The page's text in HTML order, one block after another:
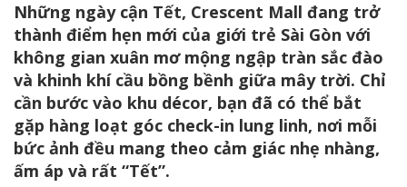
Những ngày cận Tết, Crescent Mall đang trở
thành điểm hẹn mới của giới trẻ Sài Gòn với
không gian xuân mơ mộng ngập tràn sắc đào
và khinh khí cầu bồng bềnh giữa mây trời. Chỉ
cần bước vào khu décor, bạn đã có thể bắt
gặp hàng loạt góc check-in lung linh, nơi mỗi
bức ảnh đều mang theo cảm giác nhẹ nhàng,
ấm áp và rất “Tết”.